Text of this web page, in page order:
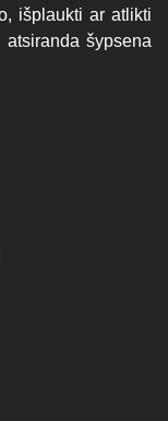
išplaukti ar atlikti
šypsena